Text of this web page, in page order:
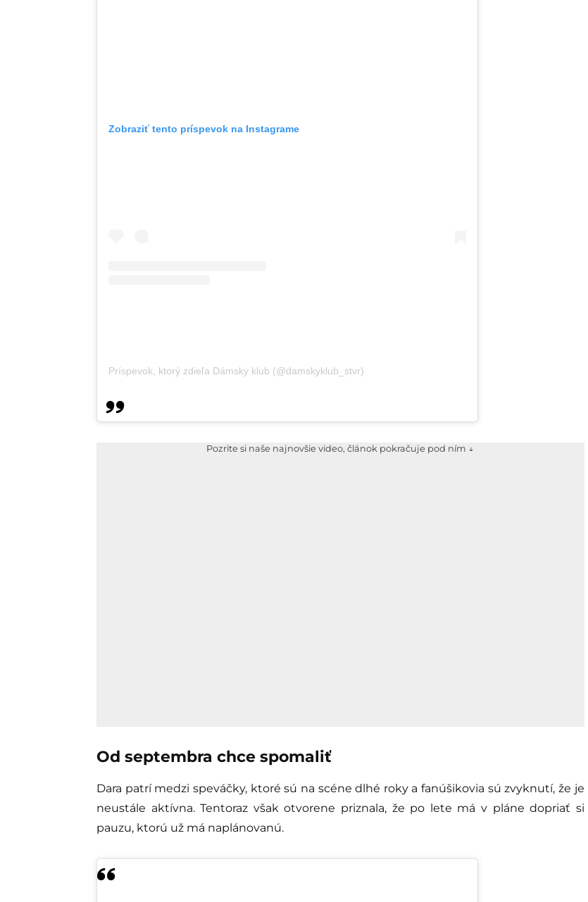
Zobraziť tento príspevok na Instagrame
Príspevok, ktorý zdieľa Dámsky klub (@damskyklub_stvr)
Pozrite si naše najnovšie video, článok pokračuje pod ním ↓
Od septembra chce spomaliť
Dara patrí medzi speváčky, ktoré sú na scéne dlhé roky a fanúšikovia sú zvyknutí, že je
neustále aktívna. Tentoraz však otvorene priznala, že po lete má v pláne dopriať si
pauzu, ktorú už má naplánovanú.